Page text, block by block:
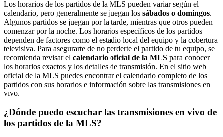
Los horarios de los partidos de la MLS pueden variar según el
calendario, pero generalmente se juegan los sábados o domingos.
Algunos partidos se juegan por la tarde, mientras que otros pueden
comenzar por la noche. Los horarios específicos de los partidos
dependen de factores como el estadio local del equipo y la cobertura
televisiva. Para asegurarte de no perderte el partido de tu equipo, se
recomienda revisar el calendario oficial de la MLS para conocer
los horarios exactos y los detalles de transmisión. En el sitio web
oficial de la MLS puedes encontrar el calendario completo de los
partidos con sus horarios e información sobre las transmisiones en
vivo.
¿Dónde puedo escuchar las transmisiones en vivo de
los partidos de la MLS?